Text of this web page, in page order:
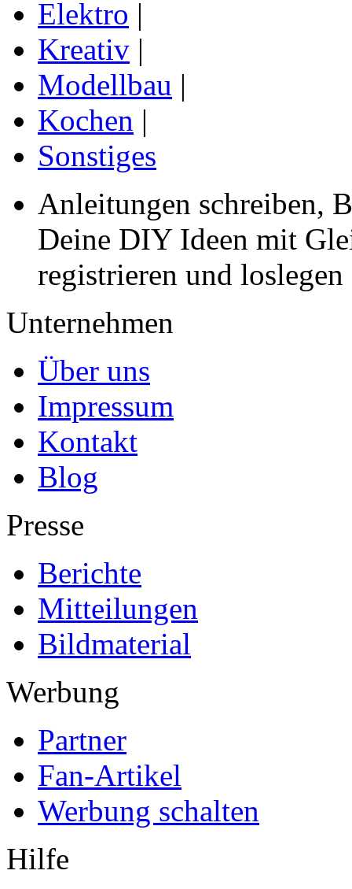
Elektro |
Kreativ |
Modellbau |
Kochen |
Sonstiges
Anleitungen schreiben,
Deine DIY Ideen mit
registrieren und loslegen
Unternehmen
Über uns
Impressum
Kontakt
Blog
Presse
Berichte
Mitteilungen
Bildmaterial
Werbung
Partner
Fan-Artikel
Werbung schalten
Hilfe